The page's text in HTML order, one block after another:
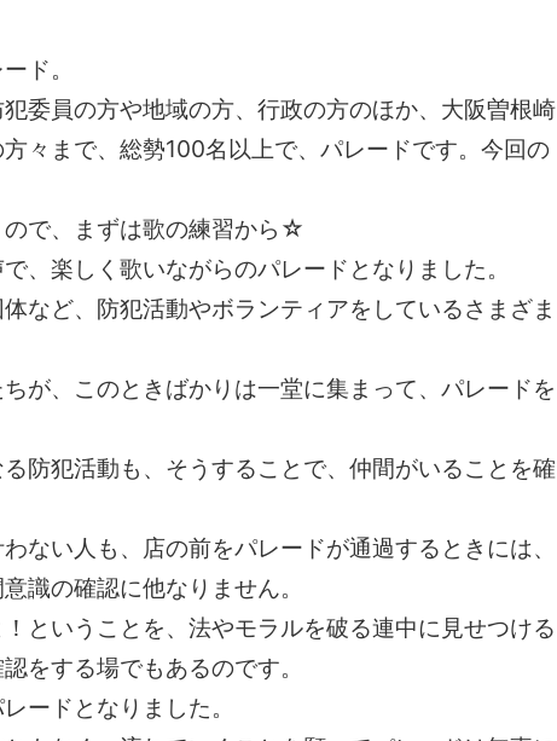
ド。
委員の方や地域の方、行政の方のほか、大阪曽根崎
々まで、総勢100名以上で、パレードです。今回の
で、まずは歌の練習から☆
、楽しく歌いながらのパレードとなりました。
など、防犯活動やボランティアをしているさまざま
が、このときばかりは一堂に集まって、パレードを
防犯活動も、そうすることで、仲間がいることを確
ない人も、店の前をパレードが通過するときには、
識の確認に他なりません。
ということを、法やモラルを破る連中に見せつける
をする場でもあるのです。
ードとなりました。